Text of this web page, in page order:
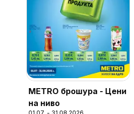
METRO брошура - Цени
на ниво